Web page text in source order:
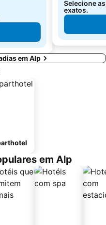
Selecione
exatos.
em Alp
em Alp